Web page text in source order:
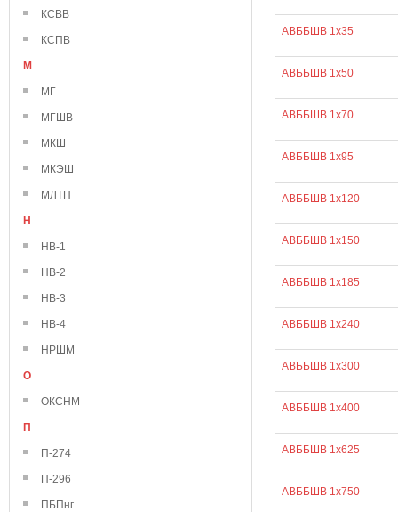
КСВВ
КСПВ
М
МГ
МГШВ
МКШ
МКЭШ
МЛТП
Н
НВ-1
НВ-2
НВ-3
НВ-4
НРШМ
О
ОКСНМ
П
П-274
П-296
ПБПнг
АВББШВ 1х35
АВББШВ 1х50
АВББШВ 1х70
АВББШВ 1х95
АВББШВ 1х120
АВББШВ 1х150
АВББШВ 1х185
АВББШВ 1х240
АВББШВ 1х300
АВББШВ 1х400
АВББШВ 1х625
АВББШВ 1х750